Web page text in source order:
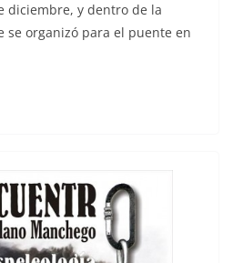
diciembre, y dentro de la
se organizó para el puente en